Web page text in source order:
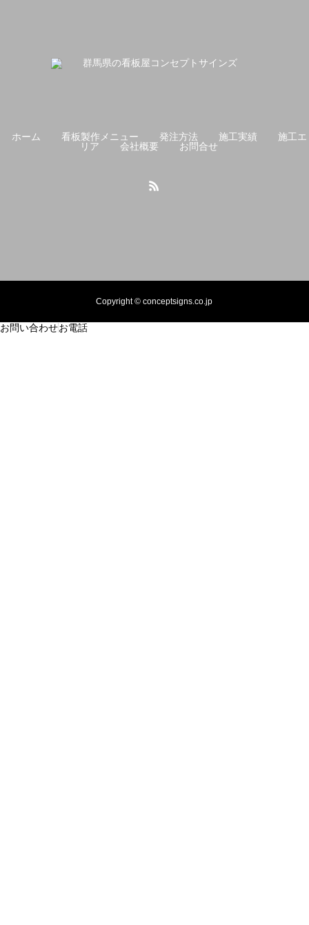
ホーム 看板製作メニュー 発注方法 施工実績
施工エ
リア
会社概要 お問合せ
Copyright © conceptsigns.co.jp
お問い合わせお電話